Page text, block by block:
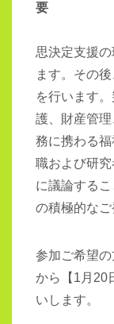
思決定支援の
ます。その
を行います
護、財産管
務に携わる
職および研
に議論する
の積極的なご
参加ご希望の
から【1月20
いします。